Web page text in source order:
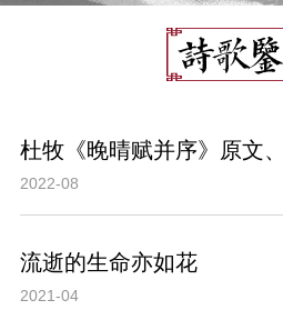
杜牧《晚晴赋并序》原文
2022-08
流逝的生命亦如花
2021-04